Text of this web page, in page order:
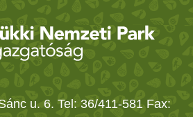
u. 6. Tel: 36/411-581 Fax: